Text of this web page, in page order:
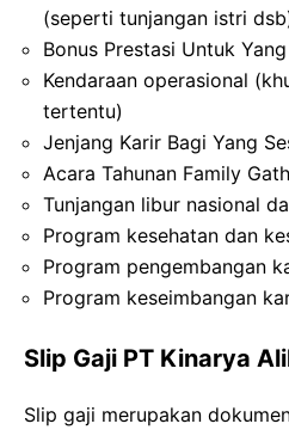
(seperti tunjangan istri
Bonus Prestasi Untuk
Kendaraan operasional
tertentu)
Jenjang Karir Bagi Yang
Acara Tahunan Family
Tunjangan libur nasional
Program kesehatan dan
Program pengembangan
Program keseimbangan
Slip Gaji PT Kinarya
Slip gaji merupakan